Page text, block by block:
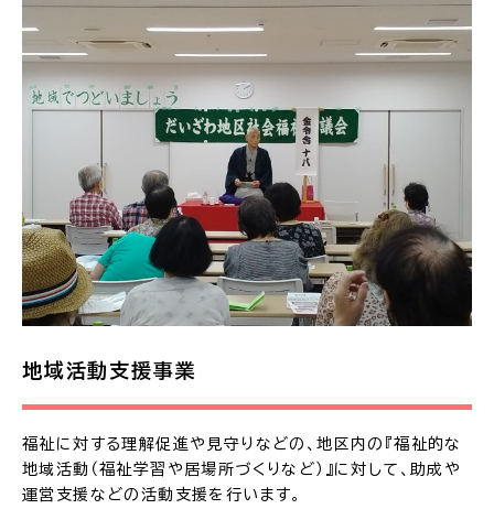
地域活動支援事業
福祉に対する理解促進や見守りなどの、地区内の『福祉的な
地域活動（福祉学習や居場所づくりなど）』に対して、助成や
運営支援などの活動支援を行います。